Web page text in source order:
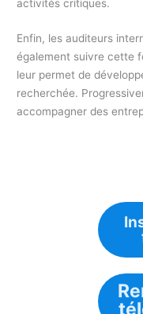
activités critiques.
Enfin, les auditeurs
également suivre cette
leur permet de
recherchée.
accompagner des